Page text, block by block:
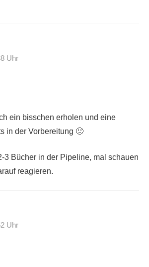
Uhr
ein bisschen erholen und eine
in der Vorbereitung 🙂
3 Bücher in der Pipeline, mal schauen
reagieren.
Uhr